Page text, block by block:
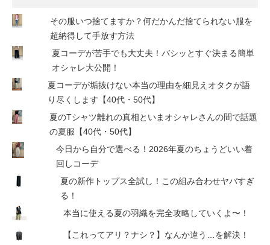
その服いつ捨てますか？何だかんだ捨てられない服を
超納得して手放す方法
夏コーデが苦手でも大丈夫！バシッとすぐ決まる簡単
オシャレ大公開！
夏コーデが垢抜けない本当の理由を細見えオタクが語
り尽くします【40代・50代】
夏のTシャツ離れの真相といまオシャレさんの間で話題
の夏服【40代・50代】
今日から自分で選べる！2026年夏のちょうどいい着
回しコーデ
夏の新作トップス全試し！この組み合わせヤバすぎ
る！
本当に使える夏の羽織を完全攻略していくよ〜！
【これってアリ？ナシ？】なんか違う…を解決！